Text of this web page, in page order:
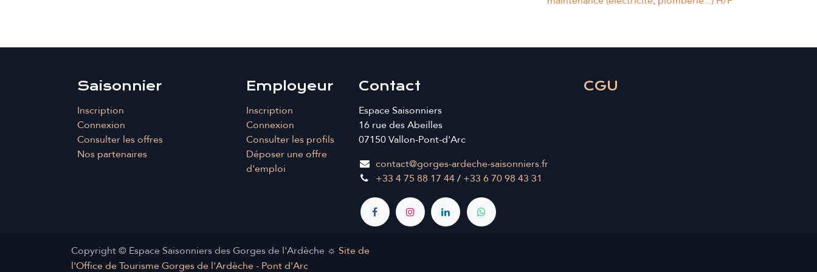
Saisonnier
Inscription
Connexion
Consulter les offres
Nos partenaires
Employeur
Inscription
Connexion
Consulter les profils
Déposer une offre
d'emploi
Contact
Espace Saisonniers
16 rue des Abeilles
07150 Vallon-Pont-d'Arc
contact@gorges-ardeche-saisonniers.fr
+33 4 75 88 17 44/ +33 6 70 98 43 31
CGU
Copyright © Espace Saisonniers des Gorges de l'Ardèche ☼ Site de
l'Office de Tourisme Gorges de l'Ardèche - Pont d'Arc